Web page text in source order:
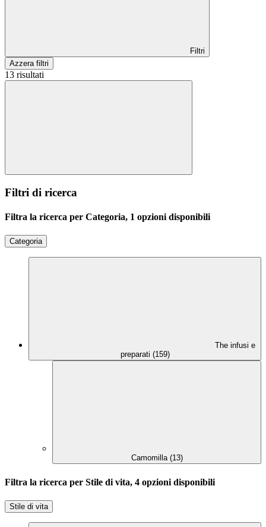
Filtri
Azzera filtri
13 risultati
Filtri di ricerca
Filtra la ricerca per Categoria, 1 opzioni disponibili
Categoria
The infusi e
preparati (159)
Camomilla (13)
Filtra la ricerca per Stile di vita, 4 opzioni disponibili
Stile di vita